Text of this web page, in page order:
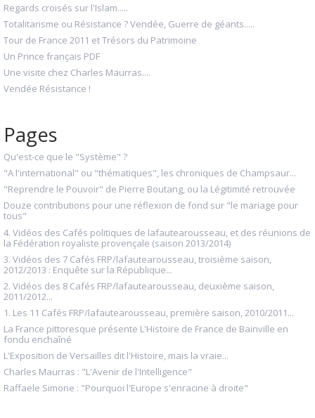
Regards croisés sur l'Islam.....
Totalitarisme ou Résistance ? Vendée, Guerre de géants.....
Tour de France 2011 et Trésors du Patrimoine
Un Prince français PDF
Une visite chez Charles Maurras....
Vendée Résistance !
Pages
Qu'est-ce que le "Système" ?
"A l'international" ou "thématiques", les chroniques de Champsaur...
"Reprendre le Pouvoir" de Pierre Boutang, ou la Légitimité retrouvée
Douze contributions pour une réflexion de fond sur "le mariage pour
tous"
4. Vidéos des Cafés politiques de lafautearousseau, et des réunions de
la Fédération royaliste provençale (saison 2013/2014)
3. Vidéos des 7 Cafés FRP/lafautearousseau, troisième saison,
2012/2013 : Enquête sur la République...
2. Vidéos des 8 Cafés FRP/lafautearousseau, deuxième saison,
2011/2012...
1. Les 11 Cafés FRP/lafautearousseau, première saison, 2010/2011...
La France pittoresque présente L'Histoire de France de Bainville en
fondu enchaîné
L'Exposition de Versailles dit l'Histoire, mais la vraie...
Charles Maurras : "L'Avenir de l'Intelligence"
Raffaele Simone : "Pourquoi l'Europe s'enracine à droite"